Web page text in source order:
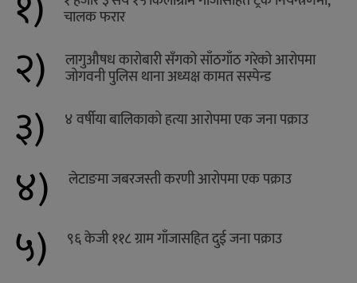
चालक फरार
२) लागुऔषध कारोबारी सँगको साँठगाँठ गरेको आरोपमा
जोगवनी पुलिस थाना अध्यक्ष कामत सस्पेन्ड
३) ४ वर्षीया बालिकाको हत्या आरोपमा एक जना पक्राउ
४) लेटाङमा जबरजस्ती करणी आरोपमा एक पक्राउ
५) ९६ केजी ११८ ग्राम गाँजासहित दुई जना पक्राउ